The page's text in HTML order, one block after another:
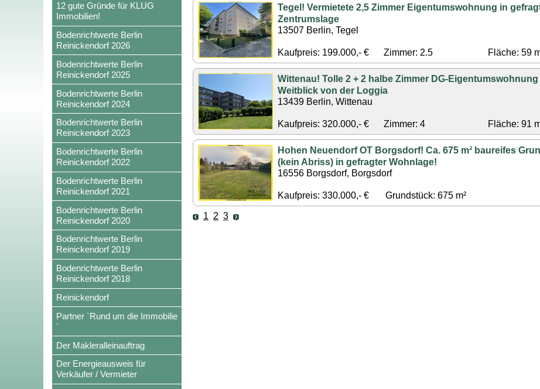
12 gute Gründe für KLUG
Immobilien!
Bodenrichtwerte Berlin
Reinickendorf 2026
Bodenrichtwerte Berlin
Reinickendorf 2025
Bodenrichtwerte Berlin
Reinickendorf 2024
Bodenrichtwerte Berlin
Reinickendorf 2023
Bodenrichtwerte Berlin
Reinickendorf 2022
Bodenrichtwerte Berlin
Reinickendorf 2021
Bodenrichtwerte Berlin
Reinickendorf 2020
Bodenrichtwerte Berlin
Reinickendorf 2019
Bodenrichtwerte Berlin
Reinickendorf 2018
Reinickendorf
Partner `Rund um die Immobilie
´
Der Makleralleinauftrag
Der Energieausweis für
Verkäufer / Vermieter
Tegel! Vermietete 2,5 Zimmer Eigentumswohnung in
Zentrumslage
13507 Berlin, Tegel
Kaufpreis: 199.000,- € Zimmer: 2.5 Fläche: 59
Wittenau! Tolle 2 + 2 halbe Zimmer DG-Eigentumswohnung
Weitblick von der Loggia
13439 Berlin, Wittenau
Kaufpreis: 320.000,- € Zimmer: 4 Fläche: 91
Hohen Neuendorf OT Borgsdorf! Ca. 675 m² baureifes
(kein Abriss) in gefragter Wohnlage!
16556 Borgsdorf, Borgsdorf
Kaufpreis: 330.000,- € Grundstück: 675 m²
1 2 3